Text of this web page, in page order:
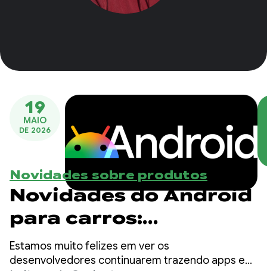
19
MAIO
DE 2026
Novidades sobre produtos
Novidades do Android
para carros:
unificação de
plataformas e
Estamos muito felizes em ver os
desenvolvedores continuarem trazendo apps e